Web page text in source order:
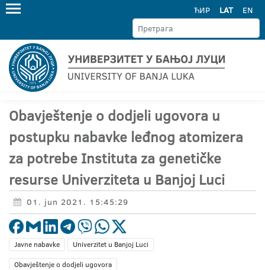
ЋИР LAT EN
Obavještenje o dodjeli ugovora u
postupku nabavke leđnog atomizera
za potrebe Instituta za genetičke
resurse Univerziteta u Banjoj Luci
01. jun 2021. 15:45:29
Javne nabavke
Univerzitet u Banjoj Luci
Obavještenje o dodjeli ugovora